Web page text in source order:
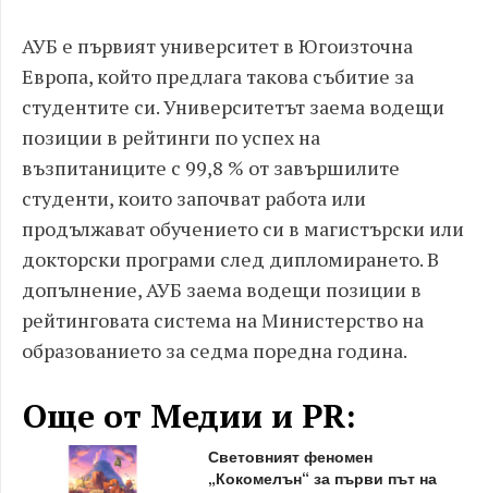
АУБ е първият университет в Югоизточна
Европа, който предлага такова събитие за
студентите си. Университетът заема водещи
позиции в рейтинги по успех на
възпитаниците с 99,8 % от завършилите
студенти, които започват работа или
продължават обучението си в магистърски или
докторски програми след дипломирането. В
допълнение, АУБ заема водещи позиции в
рейтинговата система на Министерство на
образованието за седма поредна година.
Още от Медии и PR:
Световният феномен
„Кокомелън“ за първи път на